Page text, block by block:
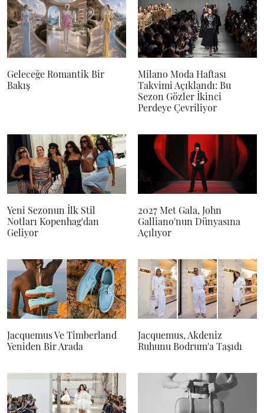
Geleceğe Romantik Bir
Bakış
Milano Moda Haftası
Takvimi Açıklandı: Bu
Sezon Gözler İkinci
Perdeye Çevriliyor
Yeni Sezonun İlk Stil
Notları Kopenhag'dan
Geliyor
2027 Met Gala, John
Galliano'nun Dünyasına
Açılıyor
Jacquemus Ve Timberland
Yeniden Bir Arada
Jacquemus, Akdeniz
Ruhunu Bodrum'a Taşıdı